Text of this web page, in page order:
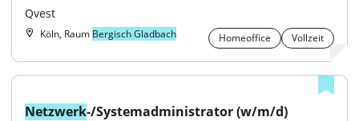
Qvest
Köln, Raum Bergisch Gladbach Homeoffice Vollzeit
Netzwerk-/Systemadministrator (w/m/d)